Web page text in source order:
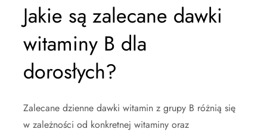
Jakie są zalecane dawki
witaminy B dla
dorosłych?
Zalecane dzienne dawki witamin z grupy B różnią się
w zależności od konkretnej witaminy oraz